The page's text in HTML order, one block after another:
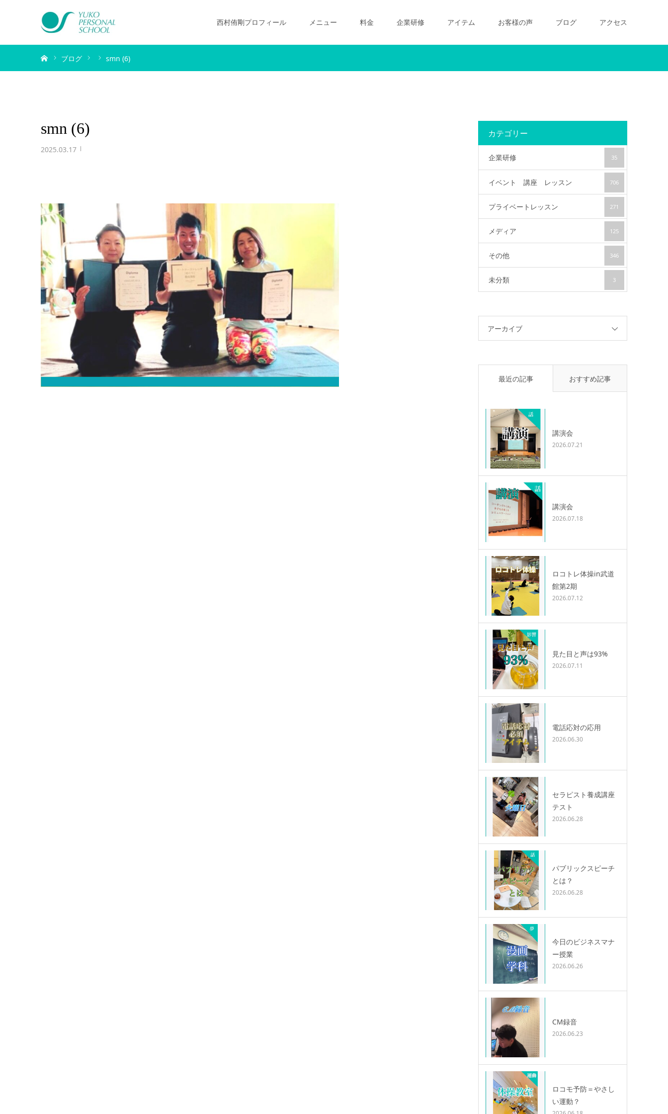
西村侑剛プロフィール メニュー 料金 企業研修 アイテム お客様の声 ブログ アクセス
ブログ smn (6)
smn (6)
2025.03.17
カテゴリー
企業研修 35
イベント 講座 レッスン 706
プライベートレッスン 271
メディア 125
その他 346
未分類 3
アーカイブ
最近の記事 おすすめ記事
講演会
2026.07.21
講演会
2026.07.18
ロコトレ体操in武道
館第2期
2026.07.12
見た目と声は93%
2026.07.11
電話応対の応用
2026.06.30
セラピスト養成講座
テスト
2026.06.28
パブリックスピーチ
とは？
2026.06.28
今日のビジネスマナ
ー授業
2026.06.26
CM録音
2026.06.23
ロコモ予防＝やさし
い運動？